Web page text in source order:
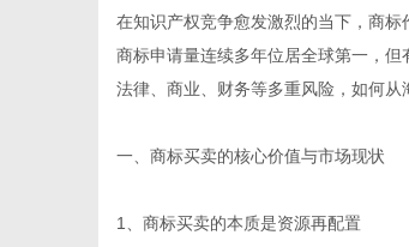
在知识产权竞争愈发激烈的当下，商
商标申请量连续多年位居全球第一，
法律、商业、财务等多重风险，如何从
一、商标买卖的核心价值与市场现状
1、商标买卖的本质是资源再配置